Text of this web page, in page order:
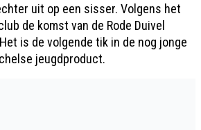
uit op een sisser. Volgens het
de komst van de Rode Duivel
is de volgende tik in de nog jonge
jeugdproduct.